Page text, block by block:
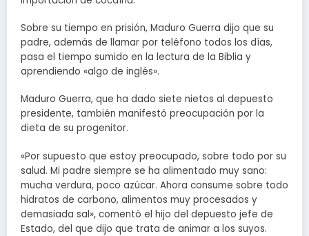
Sobre su tiempo en prisión, Maduro Guerra dijo que su
padre, además de llamar por teléfono todos los días,
pasa el tiempo sumido en la lectura de la Biblia y
aprendiendo «algo de inglés».
Maduro Guerra, que ha dado siete nietos al depuesto
presidente, también manifestó preocupación por la
dieta de su progenitor.
«Por supuesto que estoy preocupado, sobre todo por su
salud. Mi padre siempre se ha alimentado muy sano:
mucha verdura, poco azúcar. Ahora consume sobre todo
hidratos de carbono, alimentos muy procesados y
demasiada sal», comentó el hijo del depuesto jefe de
Estado, del que dijo que trata de animar a los suyos.